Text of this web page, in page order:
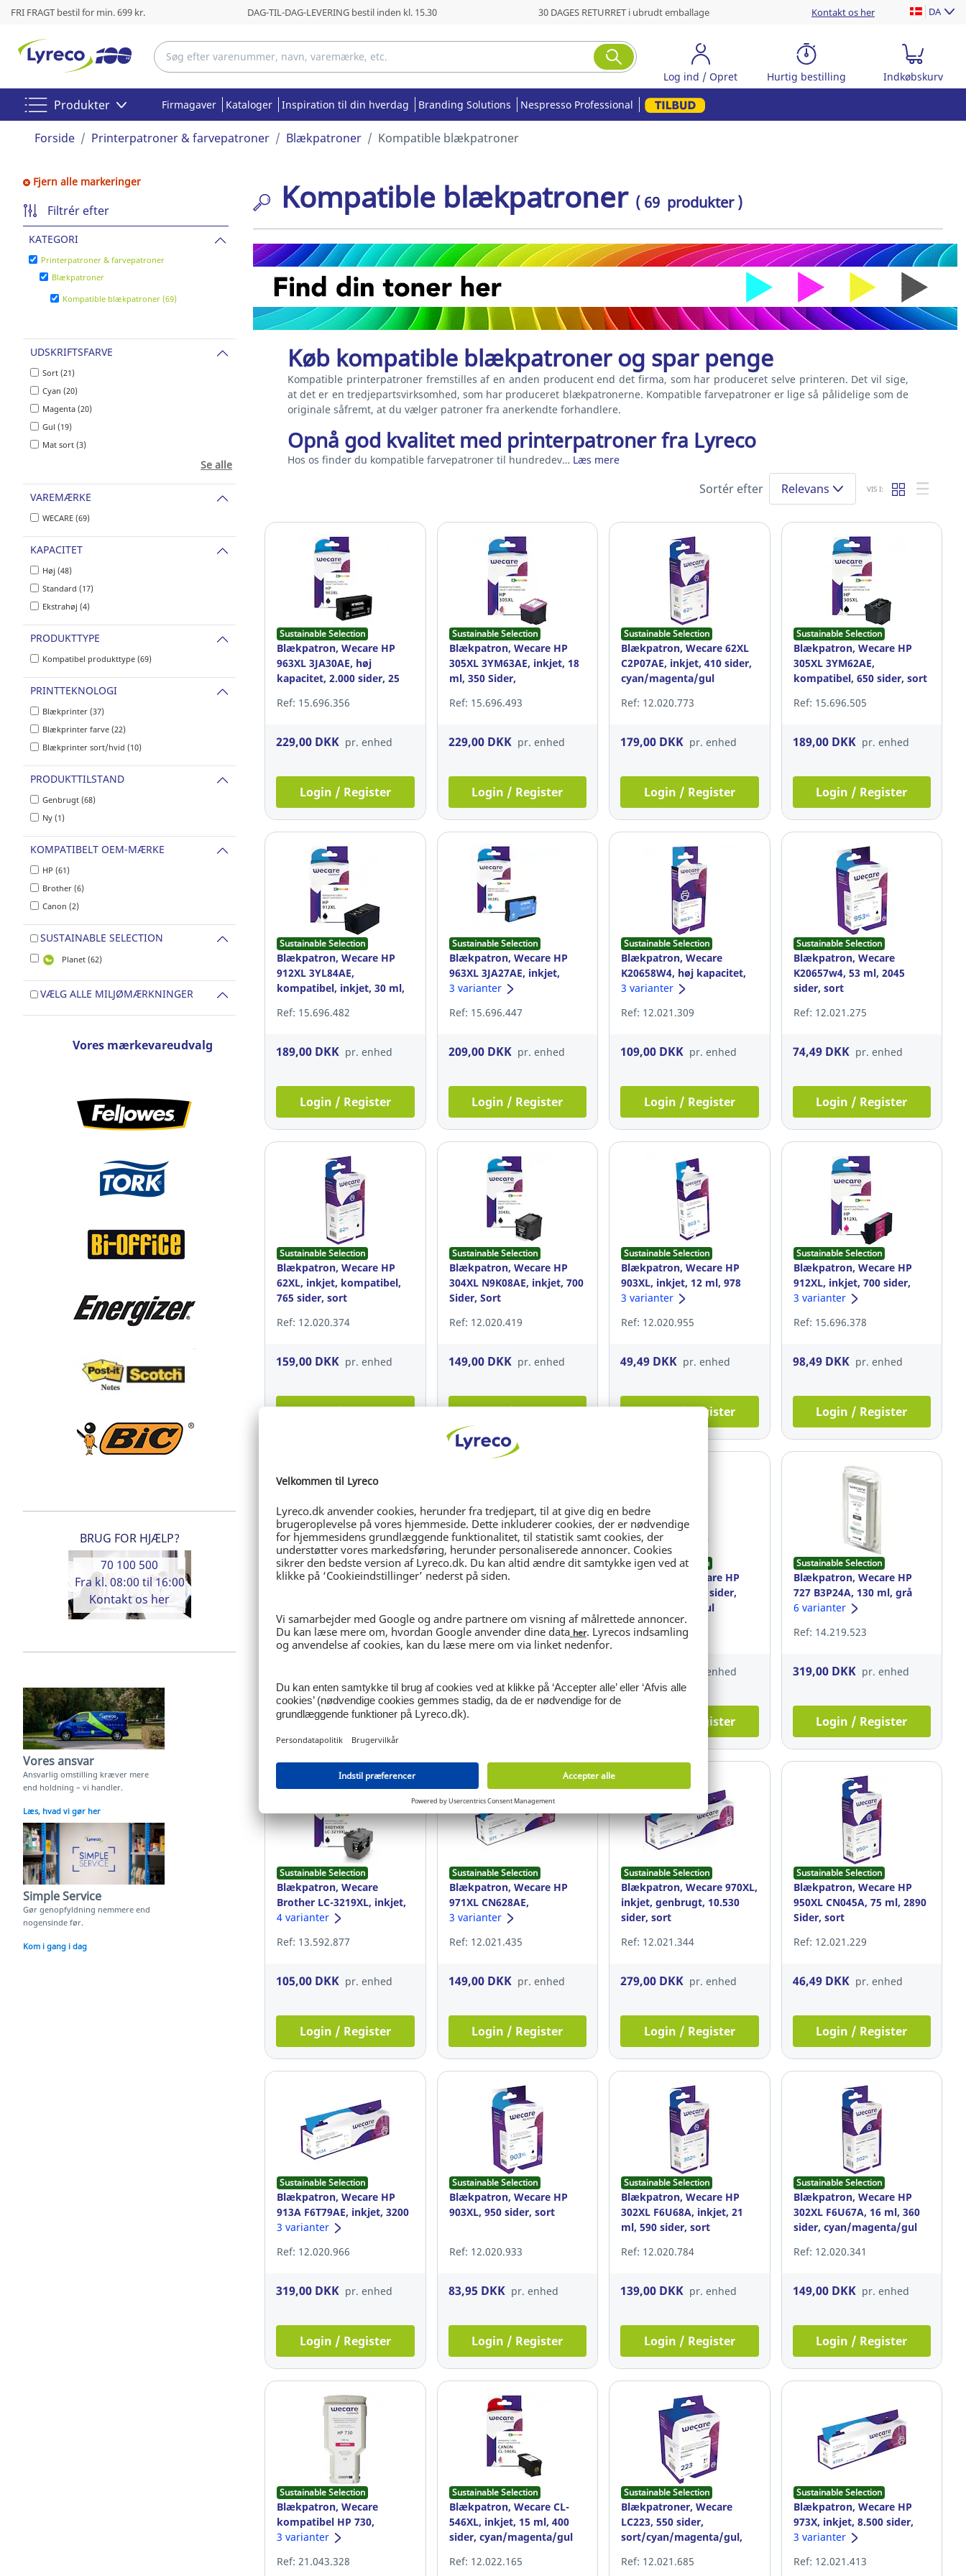
FRI FRAGT bestil for min. 699 kr. DAG-TIL-DAG-LEVERING bestil inden kl. 15.30 30 DAGES RETURRET i ubrudt emballage Kontakt os her DA
Log ind / Opret Hurtig bestilling Indkøbskurv
Produkter Firmagaver Kataloger Inspiration til din hverdag Branding Solutions Nespresso Professional
Forside Printerpatroner & farvepatroner Blækpatroner Kompatible blækpatroner
Fjern alle markeringer
Filtrér efter
KATEGORI
Printerpatroner & farvepatroner
Blækpatroner
Kompatible blækpatroner (69)
UDSKRIFTSFARVE
Sort (21)
Cyan (20)
Magenta (20)
Gul (19)
Mat sort (3)
Se alle
VAREMÆRKE
WECARE (69)
KAPACITET
Høj (48)
Standard (17)
Ekstrahøj (4)
PRODUKTTYPE
Kompatibel produkttype (69)
PRINTTEKNOLOGI
Blækprinter (37)
Blækprinter farve (22)
Blækprinter sort/hvid (10)
PRODUKTTILSTAND
Genbrugt (68)
Ny (1)
KOMPATIBELT OEM-MÆRKE
HP (61)
Brother (6)
Canon (2)
SUSTAINABLE SELECTION
Planet (62)
VÆLG ALLE MILJØMÆRKNINGER
Vores mærkevareudvalg
BRUG FOR HJÆLP?
70 100 500
Fra kl. 08:00 til 16:00
Kontakt os her
Vores ansvar
Ansvarlig omstilling kræver mere
end holdning – vi handler.
Læs, hvad vi gør her
Simple Service
Gør genopfyldning nemmere end
nogensinde før.
Kom i gang i dag
Kompatible blækpatroner ( 69 produkter )
Køb kompatible blækpatroner og spar penge
Kompatible printerpatroner fremstilles af en anden producent end det firma, som har produceret selve printeren. Det vil sige,
at det er en tredjepartsvirksomhed, som har produceret blækpatronerne. Kompatible farvepatroner er lige så pålidelige som de
originale såfremt, at du vælger patroner fra anerkendte forhandlere.
Opnå god kvalitet med printerpatroner fra Lyreco
Hos os finder du kompatible farvepatroner til hundredev… Læs mere
Sortér efter Relevans VIS I:
Sustainable Selection
Blækpatron, Wecare HP
963XL 3JA30AE, høj
kapacitet, 2.000 sider, 25
Ref: 15.696.356
229,00 DKK pr. enhed
Login / Register
Sustainable Selection
Blækpatron, Wecare HP
305XL 3YM63AE, inkjet, 18
ml, 350 Sider,
Ref: 15.696.493
229,00 DKK pr. enhed
Login / Register
Sustainable Selection
Blækpatron, Wecare 62XL
C2P07AE, inkjet, 410 sider,
cyan/magenta/gul
Ref: 12.020.773
179,00 DKK pr. enhed
Login / Register
Sustainable Selection
Blækpatron, Wecare HP
305XL 3YM62AE,
kompatibel, 650 sider, sort
Ref: 15.696.505
189,00 DKK pr. enhed
Login / Register
Sustainable Selection
Blækpatron, Wecare HP
912XL 3YL84AE,
kompatibel, inkjet, 30 ml,
Ref: 15.696.482
189,00 DKK pr. enhed
Login / Register
Sustainable Selection
Blækpatron, Wecare HP
963XL 3JA27AE, inkjet,
1.600 sider, 12 ml, cyan
3 varianter
Ref: 15.696.447
209,00 DKK pr. enhed
Login / Register
Sustainable Selection
Blækpatron, Wecare
K20658W4, høj kapacitet,
26 ml, 1765 sider, cyan
3 varianter
Ref: 12.021.309
109,00 DKK pr. enhed
Login / Register
Sustainable Selection
Blækpatron, Wecare
K20657w4, 53 ml, 2045
sider, sort
Ref: 12.021.275
74,49 DKK pr. enhed
Login / Register
Sustainable Selection
Blækpatron, Wecare HP
62XL, inkjet, kompatibel,
765 sider, sort
Ref: 12.020.374
159,00 DKK pr. enhed
Login / Register
Sustainable Selection
Blækpatron, Wecare HP
304XL N9K08AE, inkjet, 700
Sider, Sort
Ref: 12.020.419
149,00 DKK pr. enhed
Login / Register
Sustainable Selection
Blækpatron, Wecare HP
903XL, inkjet, 12 ml, 978
sider, cyan
3 varianter
Ref: 12.020.955
49,49 DKK pr. enhed
Login / Register
Sustainable Selection
Blækpatron, Wecare HP
912XL, inkjet, 700 sider,
magenta
3 varianter
Ref: 15.696.378
98,49 DKK pr. enhed
Login / Register
Sustainable Selection
Blækpatron, Wecare HP
Ref: 12.020.396
Login / Register
Sustainable Selection
Blækpatron, Wecare HP
Ref: 12.020.385
Sustainable Selection
Blækpatron, Wecare HP
303XL, 18 ml, 415 sider,
cyan/magenta/gul
Ref: 12.020.408
pr. enhed
Login / Register
Sustainable Selection
Blækpatron, Wecare HP
727 B3P24A, 130 ml, grå
6 varianter
Ref: 14.219.523
319,00 DKK pr. enhed
Login / Register
Sustainable Selection
Blækpatron, Wecare
Brother LC-3219XL, inkjet,
3.000 sider, sort
4 varianter
Ref: 13.592.877
105,00 DKK pr. enhed
Login / Register
Sustainable Selection
Blækpatron, Wecare HP
971XL CN628AE,
kompatibel, 106 ml, 7200
3 varianter
Ref: 12.021.435
149,00 DKK pr. enhed
Login / Register
Sustainable Selection
Blækpatron, Wecare 970XL,
inkjet, genbrugt, 10.530
sider, sort
Ref: 12.021.344
279,00 DKK pr. enhed
Login / Register
Sustainable Selection
Blækpatron, Wecare HP
950XL CN045A, 75 ml, 2890
Sider, sort
Ref: 12.021.229
46,49 DKK pr. enhed
Login / Register
Sustainable Selection
Blækpatron, Wecare HP
913A F6T79AE, inkjet, 3200
sider, gul
3 varianter
Ref: 12.020.966
319,00 DKK pr. enhed
Login / Register
Sustainable Selection
Blækpatron, Wecare HP
903XL, 950 sider, sort
Ref: 12.020.933
83,95 DKK pr. enhed
Login / Register
Sustainable Selection
Blækpatron, Wecare HP
302XL F6U68A, inkjet, 21
ml, 590 sider, sort
Ref: 12.020.784
139,00 DKK pr. enhed
Login / Register
Sustainable Selection
Blækpatron, Wecare HP
302XL F6U67A, 16 ml, 360
sider, cyan/magenta/gul
Ref: 12.020.341
149,00 DKK pr. enhed
Login / Register
Sustainable Selection
Blækpatron, Wecare
kompatibel HP 730,
P2V69A til plotter,
3 varianter
Ref: 21.043.328
Sustainable Selection
Blækpatron, Wecare CL-
546XL, inkjet, 15 ml, 400
sider, cyan/magenta/gul
Ref: 12.022.165
Sustainable Selection
Blækpatroner, Wecare
LC223, 550 sider,
sort/cyan/magenta/gul,
Ref: 12.021.685
Sustainable Selection
Blækpatron, Wecare HP
973X, inkjet, 8.500 sider,
magenta
3 varianter
Ref: 12.021.413